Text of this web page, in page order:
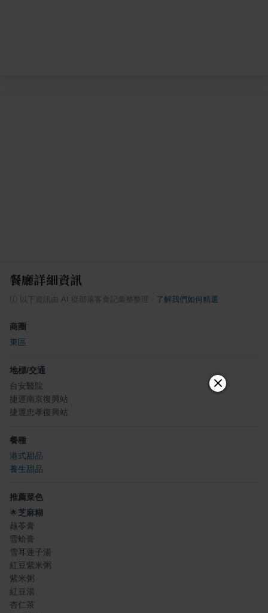
餐廳詳細資訊
以下資訊由 AI 從部落客食記彙整整理 了解我們如何精選
商圈
東區
地標/交通
台安醫院
捷運南京復興站
捷運忠孝復興站
餐種
港式甜品
養生甜品
推薦菜色
🌟芝麻糊
龜苓膏
雪蛤膏
雪耳蓮子湯
紅豆紫米粥
紫米粥
紅豆湯
杏仁茶